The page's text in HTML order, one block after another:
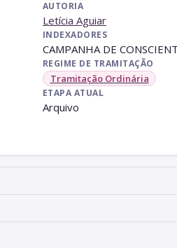
AUTORIA
Letícia Aguiar
INDEXADORES
CAMPANHA DE
REGIME DE TRAMITAÇÃO
Tramitação Ordinária
ETAPA ATUAL
Arquivo